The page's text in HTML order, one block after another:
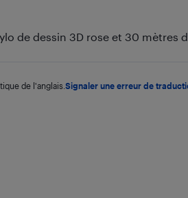
de dessin 3D rose et 30 mètres
de l'anglais. Signaler une erreur de